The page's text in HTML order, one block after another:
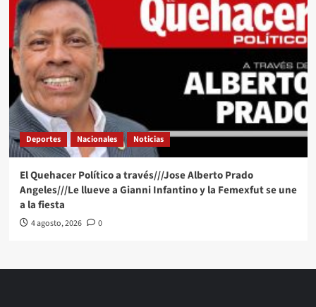
Deportes Nacionales Noticias
El Quehacer Político a través///Jose Alberto Prado
Angeles///Le llueve a Gianni Infantino y la Femexfut se une
a la fiesta
4 agosto, 2026 0